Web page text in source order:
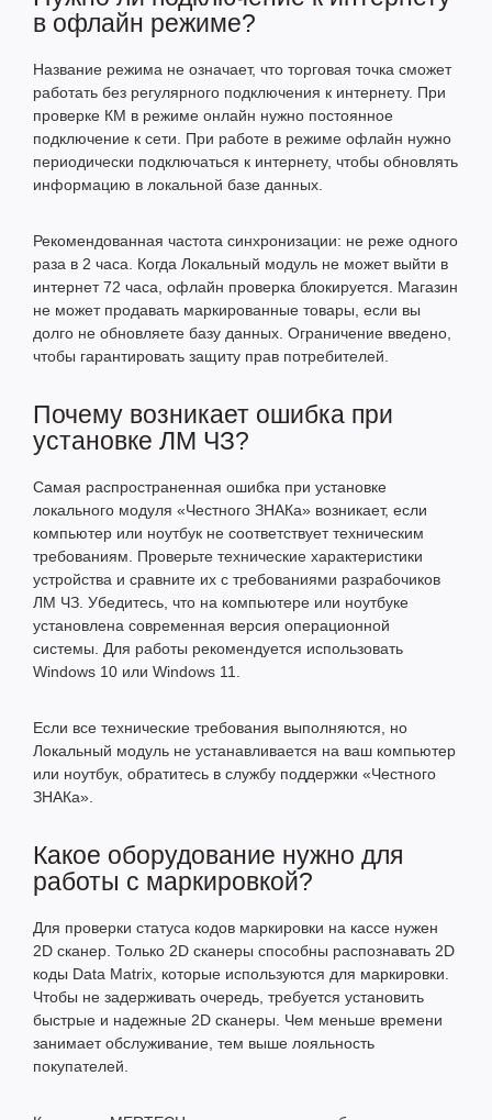
в офлайн режиме?
Название режима не означает, что торговая точка сможет
работать без регулярного подключения к интернету. При
проверке КМ в режиме онлайн нужно постоянное
подключение к сети. При работе в режиме офлайн нужно
периодически подключаться к интернету, чтобы обновлять
информацию в локальной базе данных.
Рекомендованная частота синхронизации: не реже одного
раза в 2 часа. Когда Локальный модуль не может выйти в
интернет 72 часа, офлайн проверка блокируется. Магазин
не может продавать маркированные товары, если вы
долго не обновляете базу данных. Ограничение введено,
чтобы гарантировать защиту прав потребителей.
Почему возникает ошибка при
установке ЛМ ЧЗ?
Самая распространенная ошибка при установке
локального модуля «Честного ЗНАКа» возникает, если
компьютер или ноутбук не соответствует техническим
требованиям. Проверьте технические характеристики
устройства и сравните их с требованиями разрабочиков
ЛМ ЧЗ. Убедитесь, что на компьютере или ноутбуке
установлена современная версия операционной
системы. Для работы рекомендуется использовать
Windows 10 или Windows 11.
Если все технические требования выполняются, но
Локальный модуль не устанавливается на ваш компьютер
или ноутбук, обратитесь в службу поддержки «Честного
ЗНАКа».
Какое оборудование нужно для
работы с маркировкой?
Для проверки статуса кодов маркировки на кассе нужен
2D сканер. Только 2D сканеры способны распознавать 2D
коды Data Matrix, которые используются для маркировки.
Чтобы не задерживать очередь, требуется установить
быстрые и надежные 2D сканеры. Чем меньше времени
занимает обслуживание, тем выше лояльность
покупателей.